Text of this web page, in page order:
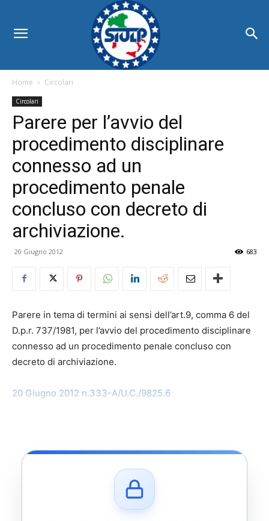
Home Circolari
Circolari
Parere per l’avvio del
procedimento disciplinare
connesso ad un
procedimento penale
concluso con decreto di
archiviazione.
20 Giugno 2012 683
Parere in tema di termini ai sensi dell’art.9, comma 6 del
D.p.r. 737/1981, per l’avvio del procedimento disciplinare
connesso ad un procedimento penale concluso con
decreto di archiviazione.
20 Giugno 2012 n.333-A/U.C./9825.6